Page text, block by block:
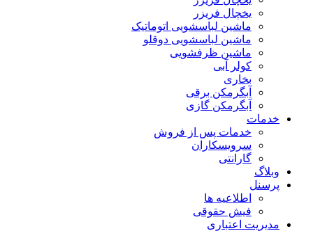
یخچال فریزر
ماشین لباسشویی اتوماتیک
ماشین لباسشویی دوقلو
ماشین ظرفشویی
کولر آبی
بخاری
آبگرمکن برقی
آبگرمکن گازی
خدمات
خدمات پس از فروش
سرویسکاران
گارانتی
وبلاگ
پرسنل
اطلاعیه ها
فیش حقوقی
مدیریت اعتباری